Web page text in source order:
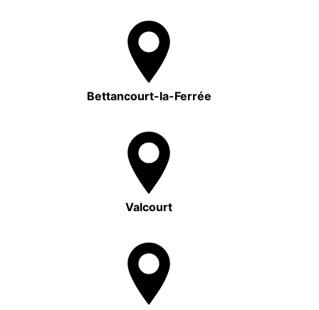
Bettancourt-la-Ferrée
Valcourt